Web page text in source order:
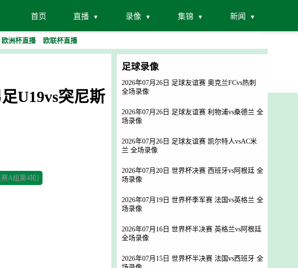
首页 直播 录像 集锦 新闻
欧洲杯直播 欧联杯直播
U19vs突尼斯
A组第4轮]
足球录像
2026年07月26日 足球友谊赛 奥克兰FCvs热刺
全场录像
2026年07月26日 足球友谊赛 利物浦vs桑德兰 全
场录像
2026年07月26日 足球友谊赛 凯尔特人vsAC米
兰 全场录像
2026年07月20日 世界杯决赛 西班牙vs阿根廷 全
场录像
2026年07月19日 世界杯季军赛 法国vs英格兰 全
场录像
2026年07月16日 世界杯半决赛 英格兰vs阿根廷
全场录像
2026年07月15日 世界杯半决赛 法国vs西班牙 全